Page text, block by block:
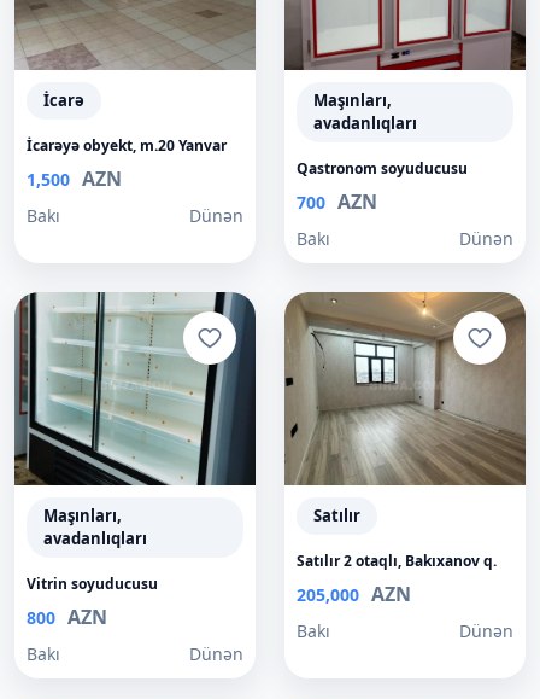
İcarə
İcarəyə obyekt, m.20 Yanvar
1,500 AZN
Bakı Dünən
Maşınları,
avadanlıqları
Qastronom soyuducusu
700 AZN
Bakı Dünən
Maşınları,
avadanlıqları
Vitrin soyuducusu
800 AZN
Bakı Dünən
Satılır
Satılır 2 otaqlı, Bakıxanov q.
205,000 AZN
Bakı Dünən